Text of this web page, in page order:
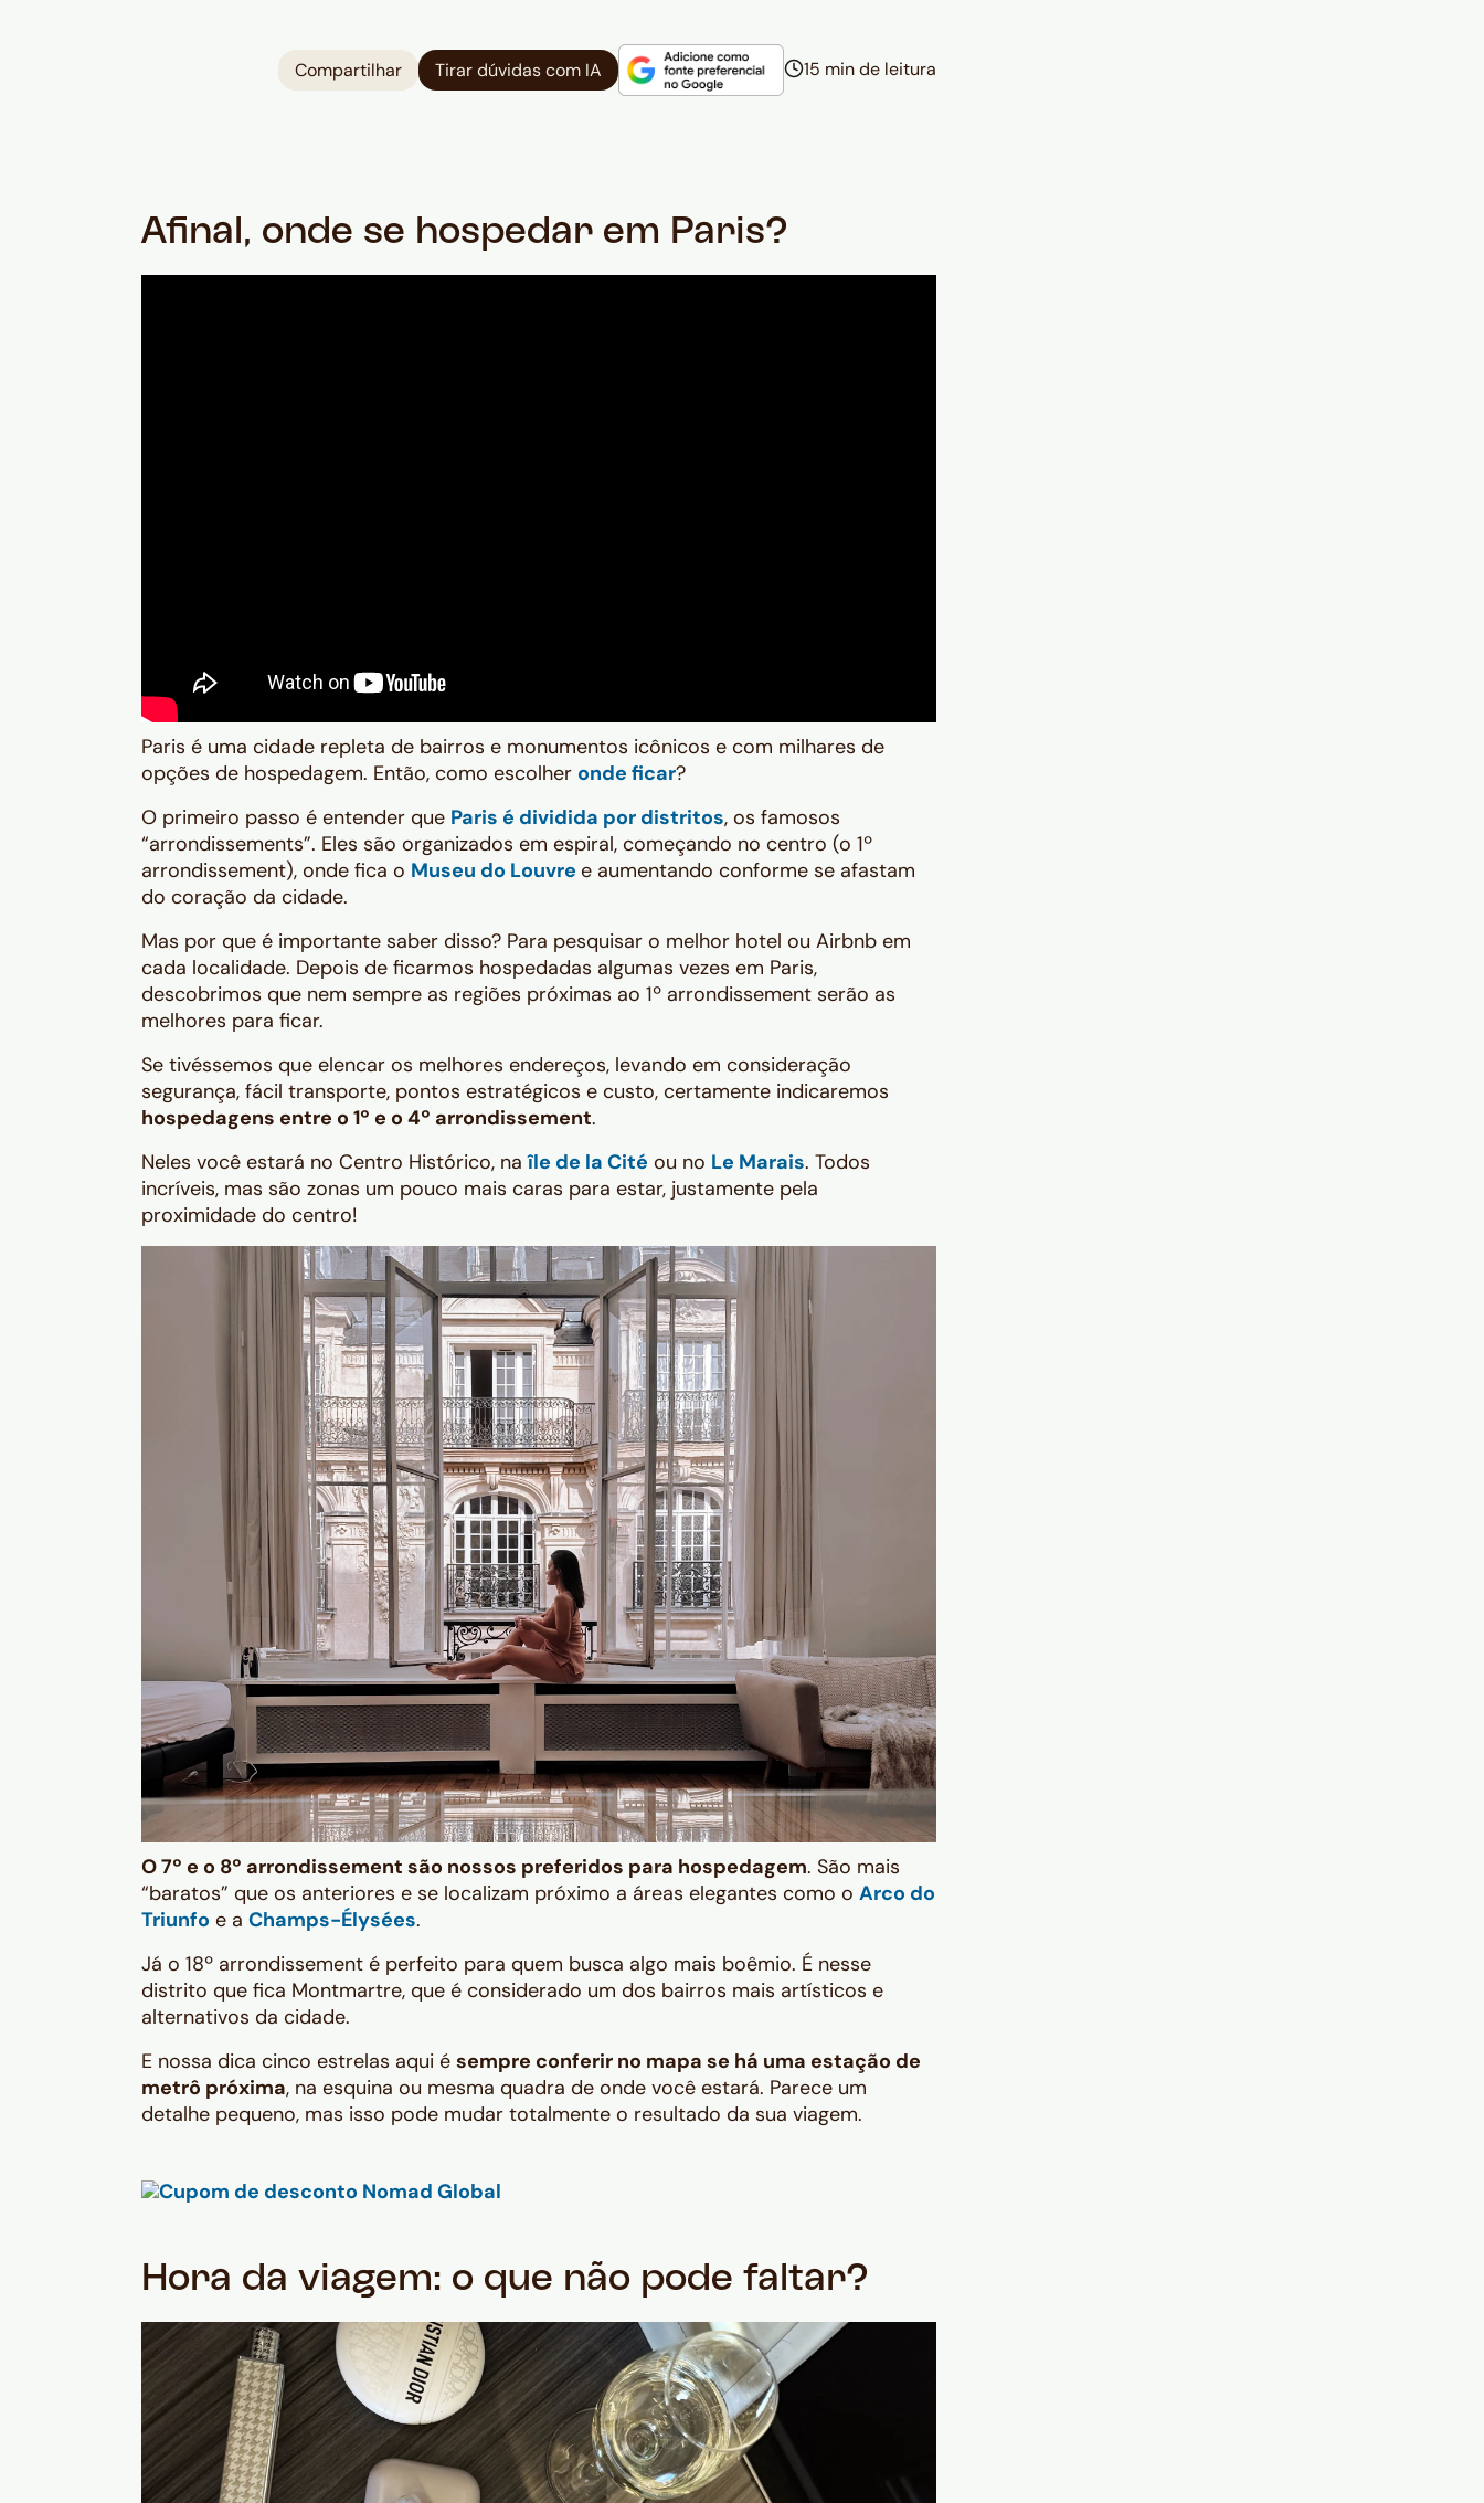
Compartilhar Tirar dúvidas com IA 15 min de leitura
Afinal, onde se hospedar em Paris?
Paris é uma cidade repleta de bairros e monumentos icônicos e com milhares de
opções de hospedagem. Então, como escolher onde ficar?
O primeiro passo é entender que Paris é dividida por distritos, os famosos
“arrondissements”. Eles são organizados em espiral, começando no centro (o 1º
arrondissement), onde fica o Museu do Louvre e aumentando conforme se afastam
do coração da cidade.
Mas por que é importante saber disso? Para pesquisar o melhor hotel ou Airbnb em
cada localidade. Depois de ficarmos hospedadas algumas vezes em Paris,
descobrimos que nem sempre as regiões próximas ao 1º arrondissement serão as
melhores para ficar.
Se tivéssemos que elencar os melhores endereços, levando em consideração
segurança, fácil transporte, pontos estratégicos e custo, certamente indicaremos
hospedagens entre o 1º e o 4º arrondissement.
Neles você estará no Centro Histórico, naîle de la Cité ou no Le Marais. Todos
incríveis, mas são zonas um pouco mais caras para estar, justamente pela
proximidade do centro!
O 7º e o 8º arrondissement são nossos preferidos para hospedagem. São mais
“baratos” que os anteriores e se localizam próximo a áreas elegantes como o Arco do
Triunfo e a Champs-Élysées.
Já o 18º arrondissement é perfeito para quem busca algo mais boêmio. É nesse
distrito que fica Montmartre, que é considerado um dos bairros mais artísticos e
alternativos da cidade.
E nossa dica cinco estrelas aqui é sempre conferir no mapa se há uma estação de
metrô próxima, na esquina ou mesma quadra de onde você estará. Parece um
detalhe pequeno, mas isso pode mudar totalmente o resultado da sua viagem.
Hora da viagem: o que não pode faltar?